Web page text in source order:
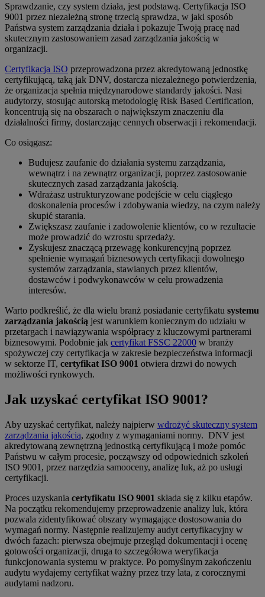
Sprawdzanie, czy system działa, jest podstawą. Certyfikacja ISO
9001 przez niezależną stronę trzecią sprawdza, w jaki sposób
Państwa system zarządzania działa i pokazuje Twoją pracę nad
skutecznym zastosowaniem zasad zarządzania jakością w
organizacji.
Certyfikacja ISO przeprowadzona przez akredytowaną jednostkę
certyfikującą, taką jak DNV, dostarcza niezależnego potwierdzenia,
że organizacja spełnia międzynarodowe standardy jakości. Nasi
audytorzy, stosując autorską metodologię Risk Based Certification,
koncentrują się na obszarach o największym znaczeniu dla
działalności firmy, dostarczając cennych obserwacji i rekomendacji.
Co osiągasz:
Budujesz zaufanie do działania systemu zarządzania,
wewnątrz i na zewnątrz organizacji, poprzez zastosowanie
skutecznych zasad zarządzania jakością.
Wdrażasz ustrukturyzowane podejście w celu ciągłego
doskonalenia procesów i zdobywania wiedzy, na czym należy
skupić starania.
Zwiększasz zaufanie i zadowolenie klientów, co w rezultacie
może prowadzić do wzrostu sprzedaży.
Zyskujesz znaczącą przewagę konkurencyjną poprzez
spełnienie wymagań biznesowych certyfikacji dowolnego
systemów zarządzania, stawianych przez klientów,
dostawców i podwykonawców w celu prowadzenia
interesów.
Warto podkreślić, że dla wielu branż posiadanie certyfikatu systemu
zarządzania jakością jest warunkiem koniecznym do udziału w
przetargach i nawiązywania współpracy z kluczowymi partnerami
biznesowymi. Podobnie jak certyfikat FSSC 22000 w branży
spożywczej czy certyfikacja w zakresie bezpieczeństwa informacji
w sektorze IT, certyfikat ISO 9001 otwiera drzwi do nowych
możliwości rynkowych.
Jak uzyskać certyfikat ISO 9001?
Aby uzyskać certyfikat, należy najpierw wdrożyć skuteczny system
zarządzania jakością, zgodny z wymaganiami normy. DNV jest
akredytowaną zewnętrzną jednostką certyfikującą i może pomóc
Państwu w całym procesie, począwszy od odpowiednich szkoleń
ISO 9001, przez narzędzia samooceny, analizę luk, aż po usługi
certyfikacji.
Proces uzyskania certyfikatu ISO 9001 składa się z kilku etapów.
Na początku rekomendujemy przeprowadzenie analizy luk, która
pozwala zidentyfikować obszary wymagające dostosowania do
wymagań normy. Następnie realizujemy audyt certyfikacyjny w
dwóch fazach: pierwsza obejmuje przegląd dokumentacji i ocenę
gotowości organizacji, druga to szczegółowa weryfikacja
funkcjonowania systemu w praktyce. Po pomyślnym zakończeniu
audytu wydajemy certyfikat ważny przez trzy lata, z corocznymi
audytami nadzoru.